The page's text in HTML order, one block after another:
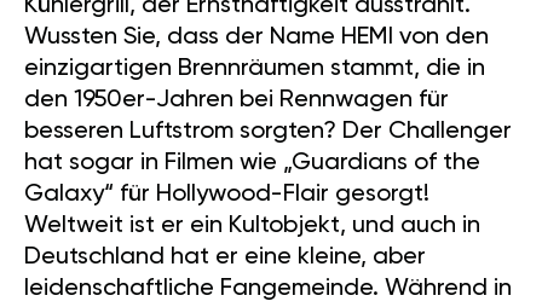
Kühlergrill, der Ernsthaftigkeit ausstrahlt.
Wussten Sie, dass der Name HEMI von den
einzigartigen Brennräumen stammt, die in
den 1950er-Jahren bei Rennwagen für
besseren Luftstrom sorgten? Der Challenger
hat sogar in Filmen wie „Guardians of the
Galaxy“ für Hollywood-Flair gesorgt!
Weltweit ist er ein Kultobjekt, und auch in
Deutschland hat er eine kleine, aber
leidenschaftliche Fangemeinde. Während in